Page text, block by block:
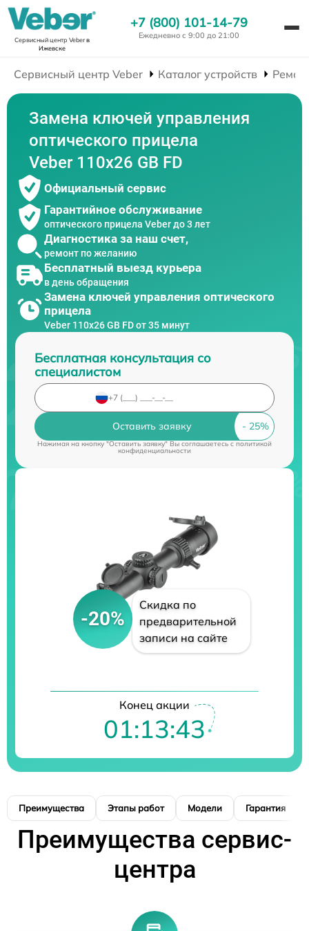
Сервисный центр Veberв
Ижевске
+7 (800) 101-14-79
Ежедневно с 9:00 до 21:00
Сервисный центр Veber Каталог устройств
Замена ключей управления
оптического прицела
Veber 110х26 GB FD
Официальный сервис
Гарантийное обслуживание
оптического прицела Veber до 3 лет
Диагностика за наш счет,
ремонт по желанию
Бесплатный выезд курьера
в день обращения
Замена ключей управления оптического
прицела
Veber 110х26 GB FD от 35 минут
Бесплатная консультация со
специалистом
Оставить заявку
Нажимая на кнопку "Оставить заявку" Вы соглашаетесь cполитикой
конфиденциальности
-20%
Скидка по
предварительной
записи на сайте
Конец акции
01:13:42
Преимущества Этапы работ Модели Гарантия
Преимущества сервис-
центра